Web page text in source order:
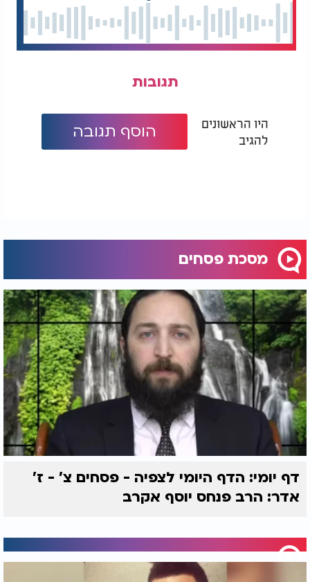
תגובות
היו הראשונים
להגיב
הוסף תגובה
מסכת פסחים
דף יומי: הדף היומי לצפיה - פסחים צ' - ז’
אדר: הרב פנחס יוסף אקרב